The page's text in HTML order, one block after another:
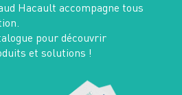
Hacault accompagne tous
pour découvrir
et solutions !